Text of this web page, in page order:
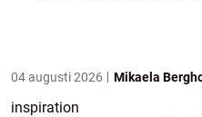
04 augusti 2026 Mikaela
inspiration